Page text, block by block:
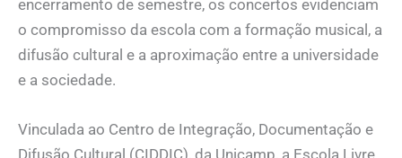
encerramento de semestre, os concertos evidenciam
o compromisso da escola com a formação musical, a
difusão cultural e a aproximação entre a universidade
e a sociedade.
Vinculada ao Centro de Integração, Documentação e
Difusão Cultural (CIDDIC), da Unicamp, a Escola Livre